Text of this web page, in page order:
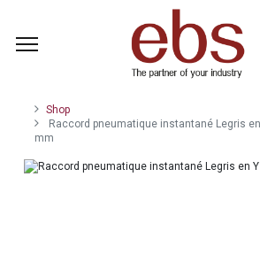
Shop
Raccord pneumatique instantané Legris
mm